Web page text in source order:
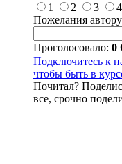
1
2 3 4
Пожелания автору
Проголосовало: 0
Подключитесь к
чтобы быть в
Почитал?
все, срочно